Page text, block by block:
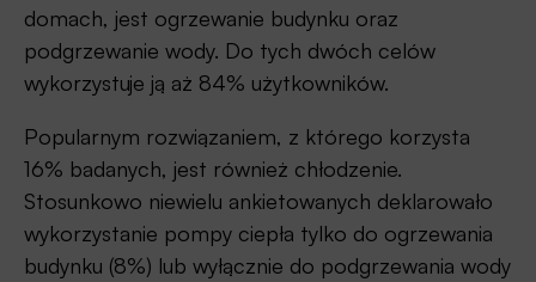
domach, jest ogrzewanie budynku oraz
podgrzewanie wody. Do tych dwóch celów
wykorzystuje ją aż 84% użytkowników.
Popularnym rozwiązaniem, z którego korzysta
16% badanych, jest również chłodzenie.
Stosunkowo niewielu ankietowanych deklarowało
wykorzystanie pompy ciepła tylko do ogrzewania
budynku (8%) lub wyłącznie do podgrzewania wody